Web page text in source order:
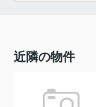
近隣の物件